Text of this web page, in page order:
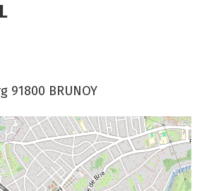
BRUNOY